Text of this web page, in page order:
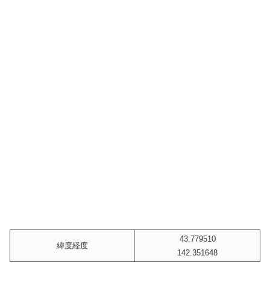
緯度経度
43.779510
142.351648